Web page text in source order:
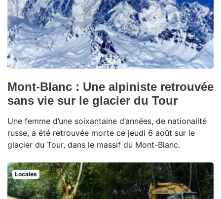
Mont-Blanc : Une alpiniste retrouvée
sans vie sur le glacier du Tour
Une femme d’une soixantaine d’années, de nationalité
russe, a été retrouvée morte ce jeudi 6 août sur le
glacier du Tour, dans le massif du Mont-Blanc.
Locales